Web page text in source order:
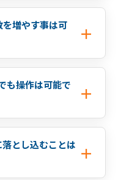
増やす事は可
も操作は可能で
とし込むことは